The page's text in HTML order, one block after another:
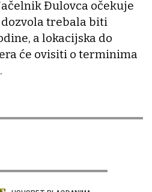
Đulovca očekuje
trebala biti
a lokacijska do
će ovisiti o terminima